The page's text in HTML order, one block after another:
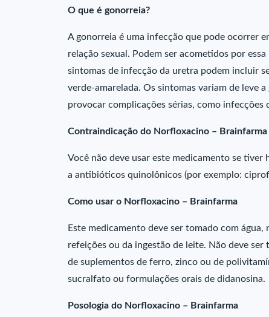
O que é gonorreia?
A gonorreia é uma infecção que pode ocorrer
relação sexual. Podem ser acometidos por
sintomas de infecção da uretra podem incluir
verde-amarelada. Os sintomas variam de leve
provocar complicações sérias, como infecções
Contraindicação do Norfloxacino – Brainfarma
Você não deve usar este medicamento se
a antibióticos quinolônicos (por exemplo:
Como usar o Norfloxacino – Brainfarma
Este medicamento deve ser tomado com
refeições ou da ingestão de leite. Não deve
de suplementos de ferro, zinco ou de
sucralfato ou formulações orais de didanosina.
Posologia do Norfloxacino – Brainfarma